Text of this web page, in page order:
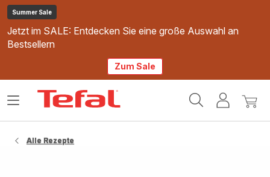
Summer Sale
Jetzt im SALE: Entdecken Sie eine große Auswahl an
Bestsellern
Zum Sale
Mein
Mein
Das
Alle Rezepte